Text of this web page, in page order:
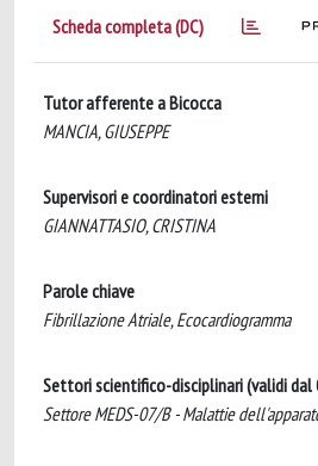
Scheda completa (DC)
Tutor afferente a Bicocca
MANCIA, GIUSEPPE
Supervisori e coordinatori esterni
GIANNATTASIO, CRISTINA
Parole chiave
Fibrillazione Atriale, Ecocardiogramma
Settori scientifico-disciplinari (validi dal
Settore MEDS-07/B - Malattie